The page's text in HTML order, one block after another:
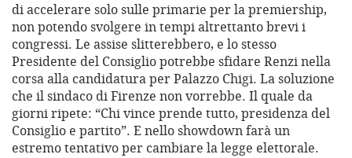
di accelerare solo sulle primarie per la premiership,
non potendo svolgere in tempi altrettanto brevi i
congressi. Le assise slitterebbero, e lo stesso
Presidente del Consiglio potrebbe sfidare Renzi nella
corsa alla candidatura per Palazzo Chigi. La soluzione
che il sindaco di Firenze non vorrebbe. Il quale da
giorni ripete: “Chi vince prende tutto, presidenza del
Consiglio e partito”. E nello showdown farà un
estremo tentativo per cambiare la legge elettorale.